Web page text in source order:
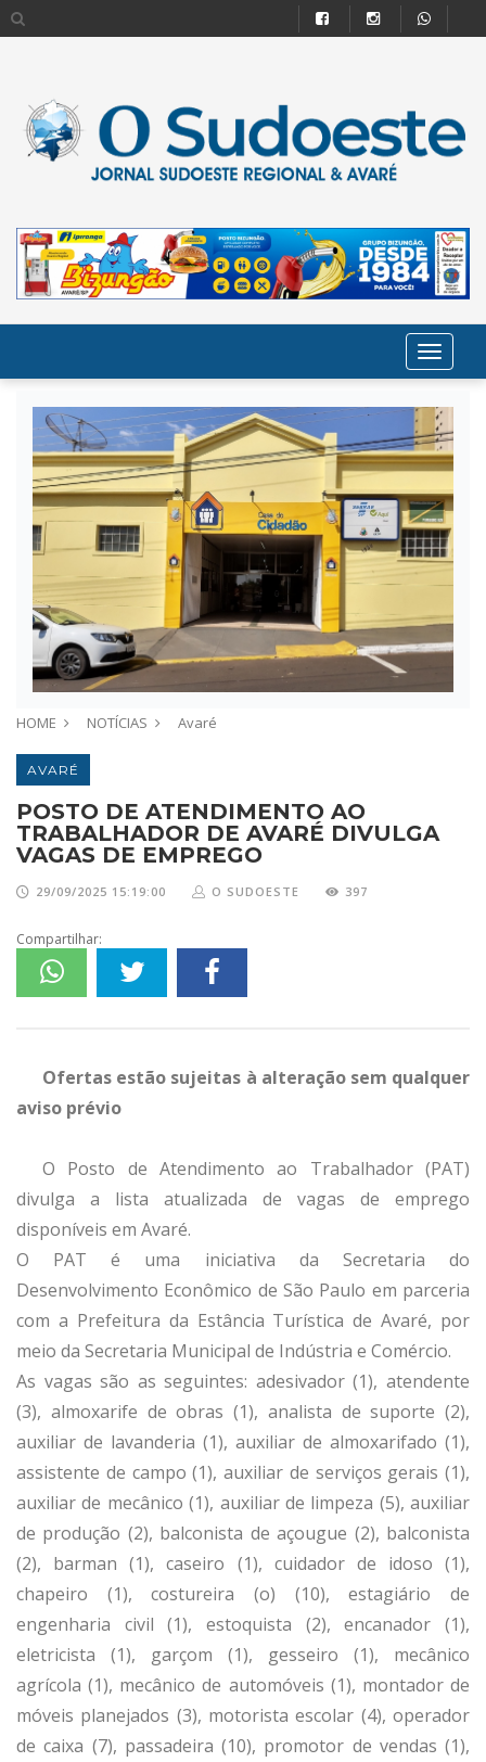
HOME NOTÍCIAS Avaré
AVARÉ
POSTO DE ATENDIMENTO AO
TRABALHADOR DE AVARÉ DIVULGA
VAGAS DE EMPREGO
29/09/2025 15:19:00 O SUDOESTE 397
Compartilhar:
Ofertas estão sujeitas à alteração sem qualquer
aviso prévio
O Posto de Atendimento ao Trabalhador (PAT)
divulga a lista atualizada de vagas de emprego
disponíveis em Avaré.
O PAT é uma iniciativa da Secretaria do
Desenvolvimento Econômico de São Paulo em parceria
com a Prefeitura da Estância Turística de Avaré, por
meio da Secretaria Municipal de Indústria e Comércio.
As vagas são as seguintes: adesivador (1), atendente
(3), almoxarife de obras (1), analista de suporte (2),
auxiliar de lavanderia (1), auxiliar de almoxarifado (1),
assistente de campo (1), auxiliar de serviços gerais (1),
auxiliar de mecânico (1), auxiliar de limpeza (5), auxiliar
de produção (2), balconista de açougue (2), balconista
(2), barman (1), caseiro (1), cuidador de idoso (1),
chapeiro (1), costureira (o) (10), estagiário de
engenharia civil (1), estoquista (2), encanador (1),
eletricista (1), garçom (1), gesseiro (1), mecânico
agrícola (1), mecânico de automóveis (1), montador de
móveis planejados (3), motorista escolar (4), operador
de caixa (7), passadeira (10), promotor de vendas (1),